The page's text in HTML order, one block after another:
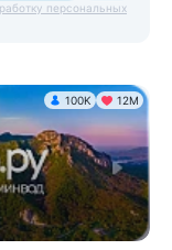
персональных
100K 12М